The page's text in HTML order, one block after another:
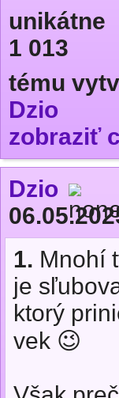
unikátne
1 013
tému
Dzio
zobraziť
Dzio
1. Mnohí
je
ktorý
vek 😉